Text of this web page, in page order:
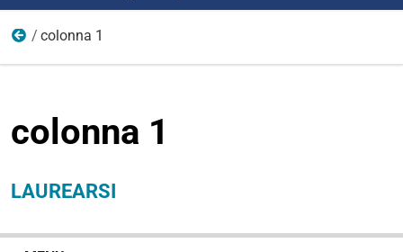
laurearsi
colonna 1
colonna 1
LAUREARSI